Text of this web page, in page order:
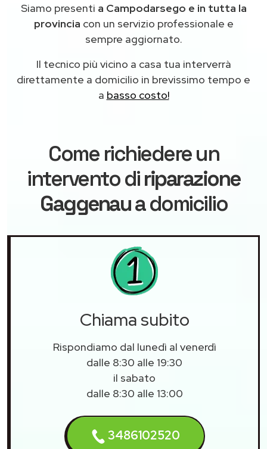
Siamo presenti a Campodarsego e in tutta la
provincia con un servizio professionale e
sempre aggiornato.
Il tecnico più vicino a casa tua interverrà
direttamente a domicilio in brevissimo tempo e
a basso costo!
Come richiedere un
intervento diriparazione
Gaggenaua domicilio
Chiama subito
Rispondiamo dal lunedì al venerdì
dalle 8:30 alle 19:30
il sabato
dalle 8:30 alle 13:00
3486102520